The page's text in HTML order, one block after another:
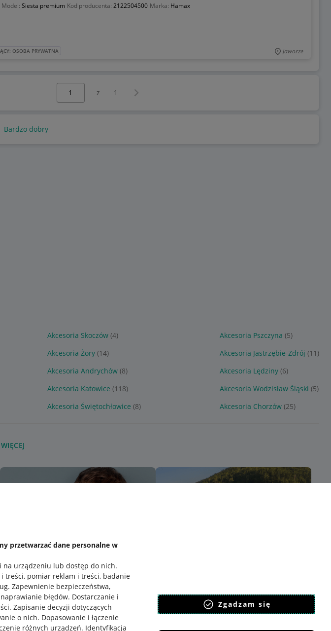
przetwarzać dane personalne w
na urządzeniu lub dostęp do nich.
treści, pomiar reklam i treści, badanie
. Zapewnienie bezpieczeństwa,
błędów. Dostarczanie i
. Zapisanie decyzji dotyczących
o nich. Dopasowanie i łączenie
różnych urządzeń. Identyfikacja
Zgadzam się
Model: Siesta premium Kod producenta: 2122504500 Marka: Hamax
OSOBA PRYWATNA Jaworze
z 1 Następna strona
Bardzo dobry
Akcesoria Skoczów (4) Akcesoria Pszczyna (5)
Akcesoria Żory (14) Akcesoria Jastrzębie-Zdrój (11)
Akcesoria Andrychów (8) Akcesoria Lędziny (6)
Akcesoria Katowice (118) Akcesoria Wodzisław Śląski (5)
Akcesoria Świętochłowice (8) Akcesoria Chorzów (25)